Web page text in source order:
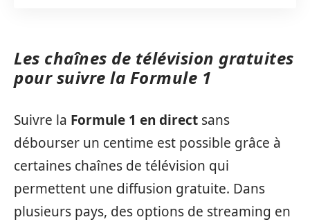
Les chaînes de télévision gratuites
pour suivre la Formule 1
Suivre la Formule 1 en direct sans
débourser un centime est possible grâce à
certaines chaînes de télévision qui
permettent une diffusion gratuite. Dans
plusieurs pays, des options de streaming en